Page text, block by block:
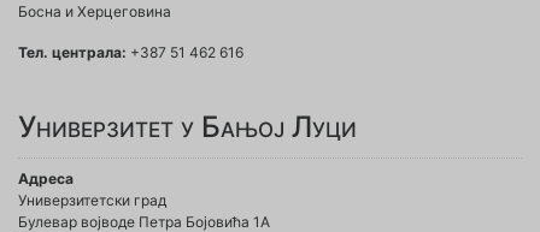
Босна и Херцеговина
Тел. централа: +387 51 462 616
Универзитет у Бањој Луци
Адреса
Универзитетски град
Булевар војводе Петра Бојовића 1А